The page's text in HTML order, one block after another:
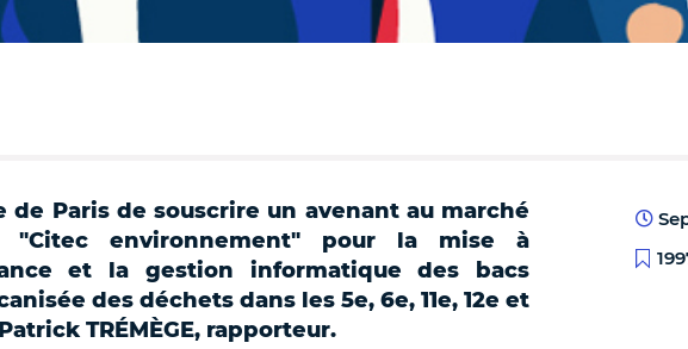
de Paris de souscrire un avenant au marché
environnement" pour la mise à
et la gestion informatique des bacs
des déchets dans les 5e, 6e, 11e, 12e et
TRÉMÈGE, rapporteur.